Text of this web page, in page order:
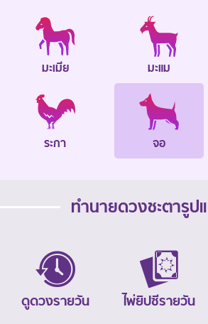
มะเมีย มะแม
ระกา จอ
ทำนายดวงชะตารูป
ดูดวงรายวัน ไพ่ยิปซีรายวัน